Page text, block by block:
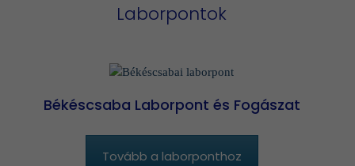
Laborpontok
Békéscsaba Laborpont és Fogászat
Tovább a laborponthoz